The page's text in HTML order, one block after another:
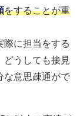
をすることが重
際に担当をする
どうしても接見
な意思疎通がで